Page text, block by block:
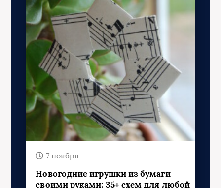
7 ноября
Новогодние игрушки из бумаги
своими руками: 35+ схем для любой